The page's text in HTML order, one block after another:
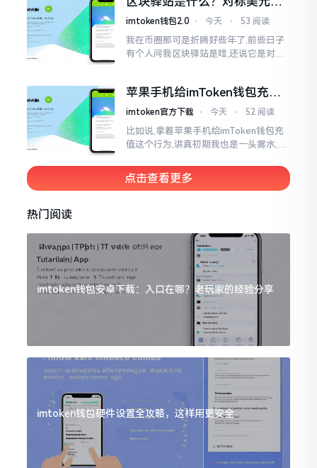
明白
ETH到底咋回事
imtoken钱包2.0 ⋅ 今天 ⋅ 53 阅读
我在币圈那可是折腾好些年了,前些日子
有个人问我区块驿站是啥,还说它是对标
找了些资料
苹果手机给imToken钱包充
值，这几步别搞错
imtoken官方下载 ⋅ 今天 ⋅ 52 阅读
比如说,拿着苹果手机给imToken钱包充
值这个行为,讲真初期我也是一头雾水,搞
制地址便大功告成,然而到了iPhone这儿
点击查看更多
热门阅读
imtoken钱包安卓下载：入口在哪？老玩家的经验分享
imtoken钱包硬件设置全攻略，这样用更安全